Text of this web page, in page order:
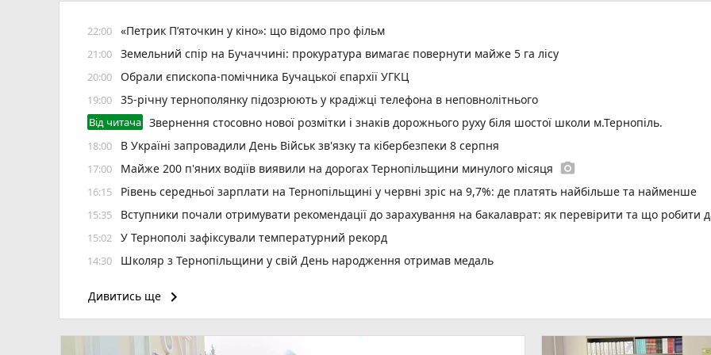
22:00 «Петрик П’яточкин у кіно»: що відомо про фільм
21:00 Земельний спір на Бучаччині: прокуратура вимагає повернути майже 5 га лісу
20:00 Обрали єпископа-помічника Бучацької єпархії УГКЦ
19:00 35-річну тернополянку підозрюють у крадіжці телефона в неповнолітнього
Від читача Звернення стосовно нової розмітки і знаків дорожнього руху біля шостої школи м.Тернопіль.
18:00 В Україні запровадили День Військ зв'язку та кібербезпеки 8 серпня
17:00 Майже 200 п'яних водіїв виявили на дорогах Тернопільщини минулого місяця photo_camera
16:15 Рівень середньої зарплати на Тернопільщині у червні зріс на 9,7%: де платять найбільше та найменше
15:35 Вступники почали отримувати рекомендації до зарахування на бакалаврат: як перевірити та що робити
15:02 У Тернополі зафіксували температурний рекорд
14:30 Школяр з Тернопільщини у свій День народження отримав медаль
13:30 Горів балкон в багатоповерхівці на Бандери
Дивитись ще keyboard_arrow_right